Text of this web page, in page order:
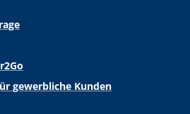
gewerbliche Kunden